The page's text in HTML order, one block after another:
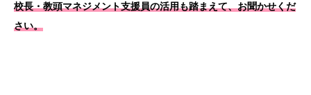
校長・教頭マネジメント支援員の活用も踏まえて、お聞かせくだ
さい。